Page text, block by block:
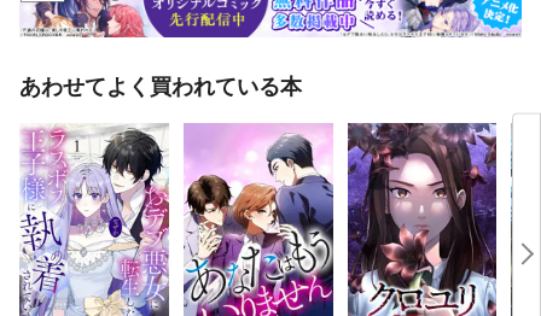
あわせてよく買われている本